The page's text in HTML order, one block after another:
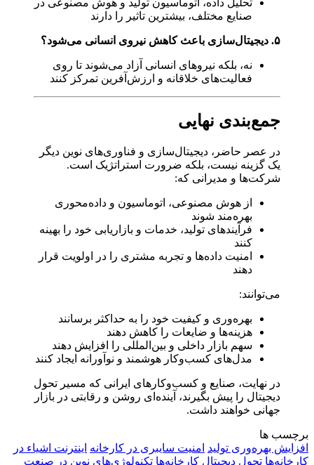
صنایع مختلف، بیشترین تاثیر را دارند
۵. دیجیتال‌سازی باعث کاهش نیروی انسانی می‌شود؟
نه، بلکه نیروهای انسانی آزاد می‌شوند تا روی
فعالیت‌های خلاقانه و ارزش‌آفرین تمرکز کنند
جمع‌بندی نهایی
در عصر حاضر، دیجیتال‌سازی و فناوری‌های نوین دیگر
یک گزینه نیست، بلکه ضرورت استراتژیک است.
شرکت‌ها و مدیرانی که:
از هوش مصنوعی، اتوماسیون و داده‌محوری
بهره‌مند شوند
فرآیندهای تولید، خدمات و بازاریابی خود را بهینه
کنند
امنیت داده‌ها و تجربه مشتری را در اولویت قرار
دهند
می‌توانند:
بهره‌وری و کیفیت خود را به حداکثر برسانند
هزینه‌ها و ضایعات را کاهش دهند
سهم بازار داخلی و بین‌المللی را افزایش دهند
مدل‌های کسب‌وکار هوشمند و نوآورانه ایجاد کنند
در نهایت، صنایع و کسب‌وکارهای ایرانی که مسیر تحول
دیجیتال را پیش بگیرند، آینده‌ای روشن و رقابتی در بازار
جهانی خواهند داشت.
برچسب ها
افزایش بهره‌وری تولید امنیت سایبری در کارخانه اینترنت اشیاء در
کارخانه‌ها تحول دیجیتال کارخانه‌ها تکنولوژی‌های نوین در صنعت